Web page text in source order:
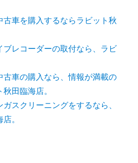
古車を購入するならラビット秋
ブレコーダーの取付なら、ラビ
古車の購入なら、情報が満載の
田臨海店。
スクリーニングをするなら、
。